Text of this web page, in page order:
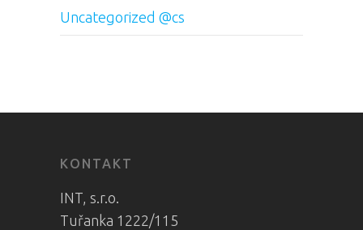
Uncategorized @cs
KONTAKT
INT, s.r.o.
Tuřanka 1222/115